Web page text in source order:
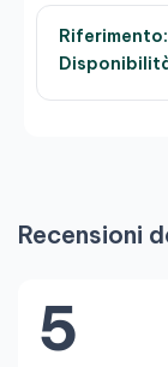
Riferimento:
Recensioni
5